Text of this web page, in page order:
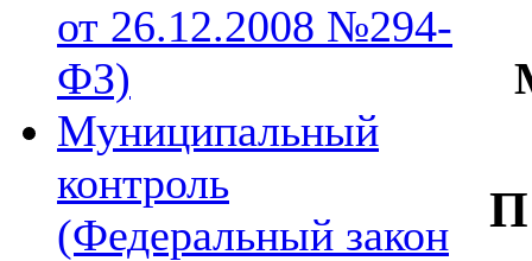
от 26.12.2008 №294-
ФЗ)
Муниципальный
контроль
(Федеральный закон